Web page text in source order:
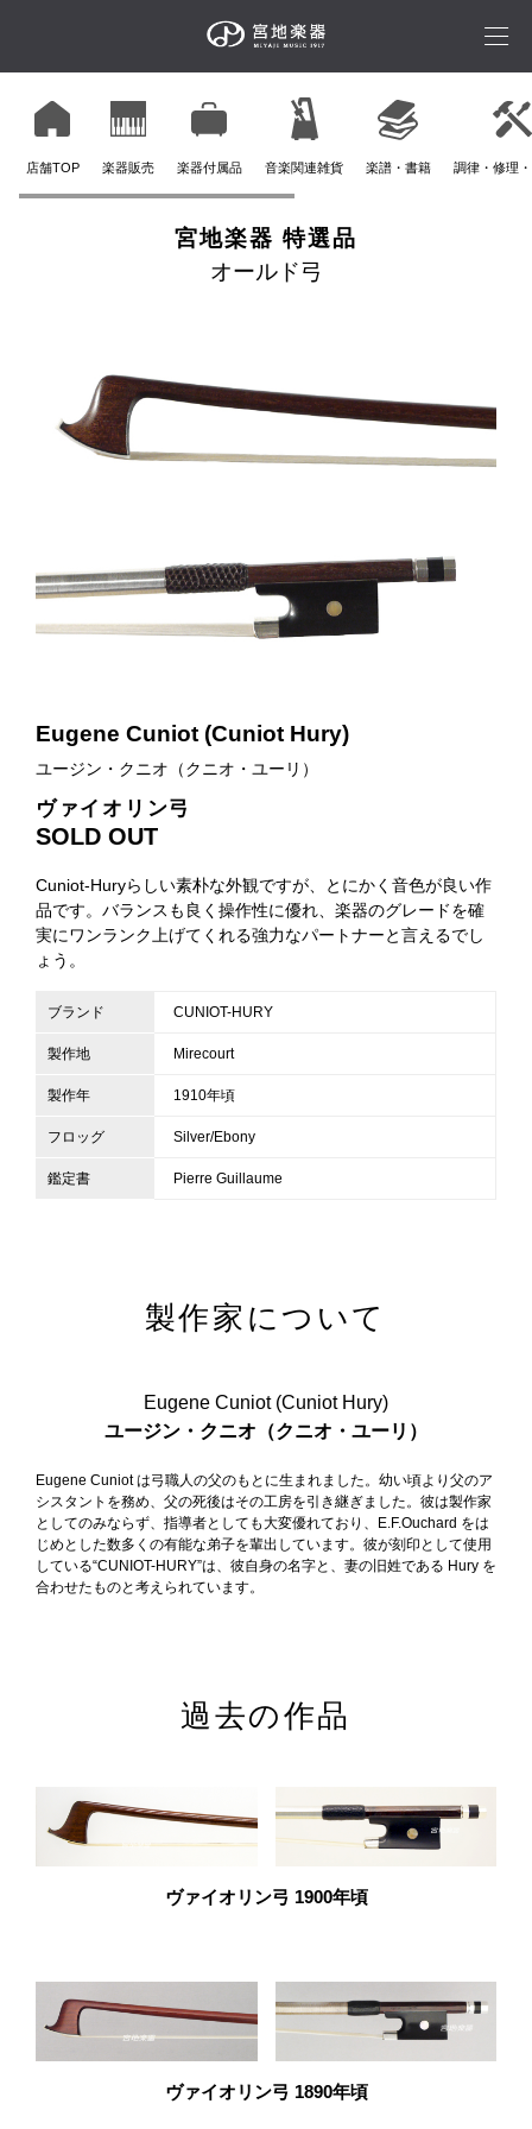
店舗TOP 楽器販売 楽器付属品 音楽関連雑貨 楽譜・書籍 調律・修理
宮地楽器 特選品
オールド弓
Eugene Cuniot (Cuniot Hury)
ユージン・クニオ（クニオ・ユーリ）
ヴァイオリン弓
SOLD OUT
Cuniot-Huryらしい素朴な外観ですが、とにかく音色が良い作
品です。バランスも良く操作性に優れ、楽器のグレードを確
実にワンランク上げてくれる強力なパートナーと言えるでし
ょう。
ブランド CUNIOT-HURY
製作地 Mirecourt
製作年 1910年頃
フロッグ Silver/Ebony
鑑定書 Pierre Guillaume
製作家について
Eugene Cuniot (Cuniot Hury)
ユージン・クニオ（クニオ・ユーリ）
Eugene Cuniot は弓職人の父のもとに生まれました。幼い頃より父のア
シスタントを務め、父の死後はその工房を引き継ぎました。彼は製作家
としてのみならず、指導者としても大変優れており、E.F.Ouchard をは
じめとした数多くの有能な弟子を輩出しています。彼が刻印として使用
している“CUNIOT-HURY”は、彼自身の名字と、妻の旧姓である Hury を
合わせたものと考えられています。
過去の作品
ヴァイオリン弓 1900年頃
ヴァイオリン弓 1890年頃